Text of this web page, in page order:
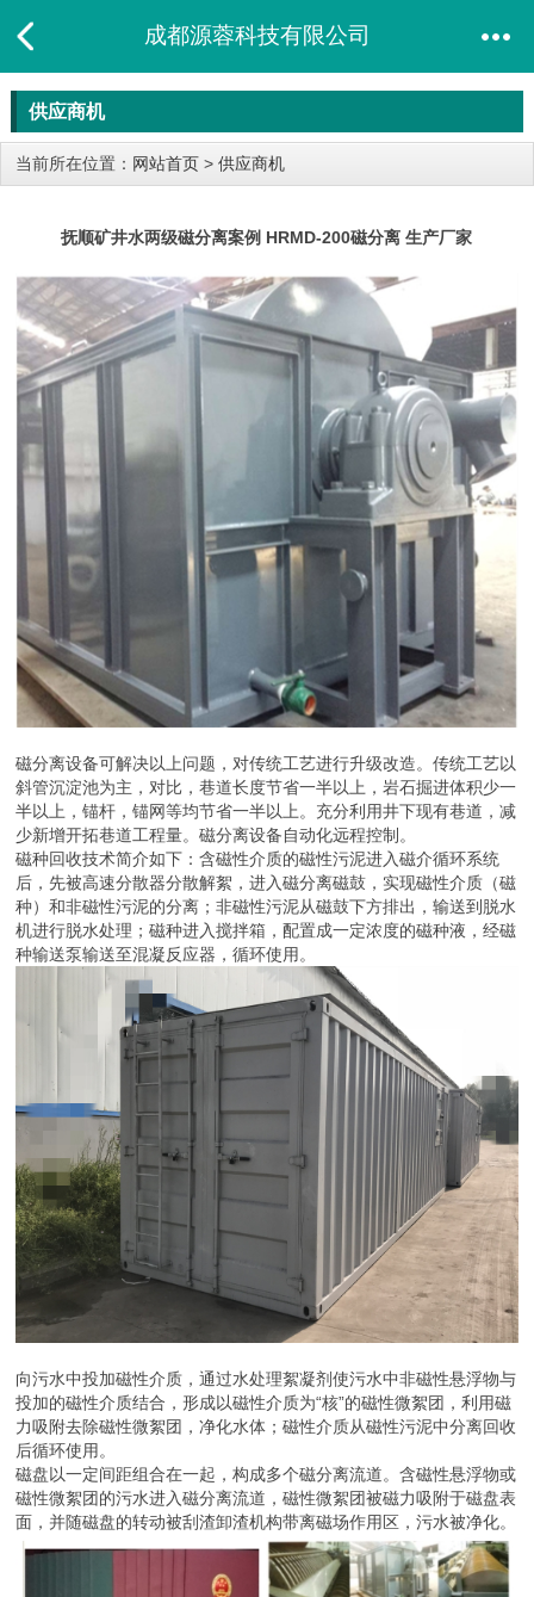
成都源蓉科技有限公司
供应商机
当前所在位置： 网站首页 > 供应商机
抚顺矿井水两级磁分离案例 HRMD-200磁分离 生产厂家
磁分离设备可解决以上问题，对传统工艺进行升级改造。传统工艺以
斜管沉淀池为主，对比，巷道长度节省一半以上，岩石掘进体积少一
半以上，锚杆，锚网等均节省一半以上。充分利用井下现有巷道，减
少新增开拓巷道工程量。磁分离设备自动化远程控制。
磁种回收技术简介如下：含磁性介质的磁性污泥进入磁介循环系统
后，先被高速分散器分散解絮，进入磁分离磁鼓，实现磁性介质（磁
种）和非磁性污泥的分离；非磁性污泥从磁鼓下方排出，输送到脱水
机进行脱水处理；磁种进入搅拌箱，配置成一定浓度的磁种液，经磁
种输送泵输送至混凝反应器，循环使用。
向污水中投加磁性介质，通过水处理絮凝剂使污水中非磁性悬浮物与
投加的磁性介质结合，形成以磁性介质为“核”的磁性微絮团，利用磁
力吸附去除磁性微絮团，净化水体；磁性介质从磁性污泥中分离回收
后循环使用。
磁盘以一定间距组合在一起，构成多个磁分离流道。含磁性悬浮物或
磁性微絮团的污水进入磁分离流道，磁性微絮团被磁力吸附于磁盘表
面，并随磁盘的转动被刮渣卸渣机构带离磁场作用区，污水被净化。